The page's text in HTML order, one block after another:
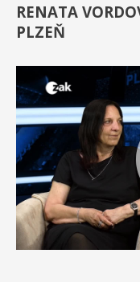
RENATA
PLZEŇ